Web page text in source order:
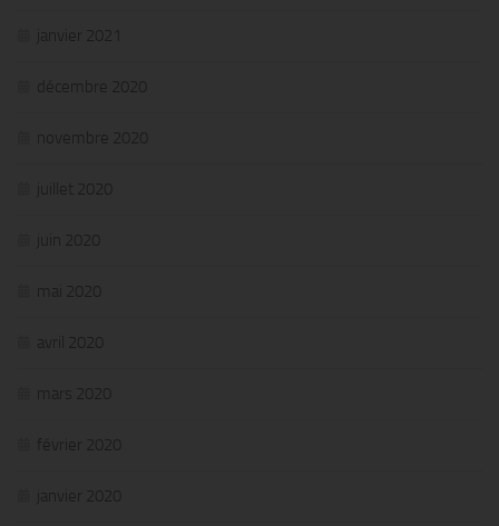
janvier 2021
décembre 2020
novembre 2020
juillet 2020
juin 2020
mai 2020
avril 2020
mars 2020
février 2020
janvier 2020